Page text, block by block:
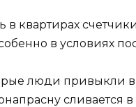
в квартирах
в условиях
люди привыкли
сливается